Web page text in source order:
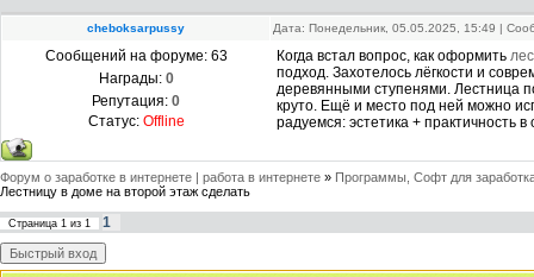
cheboksarpussy Дата: Понедельник, 05.05.2025, 15:49 |
Сообщений на форуме: 63
Награды: 0
Репутация: 0
Статус: Offline
Когда встал вопрос, как оформить
подход. Захотелось лёгкости и
деревянными ступенями. Лестница
круто. Ещё и место под ней можно
радуемся: эстетика + практичность
Форум о заработке в интернете | работа в интернете » Программы, Софт для
Лестницу в доме на второй этаж сделать
Страница 1 из 1 1